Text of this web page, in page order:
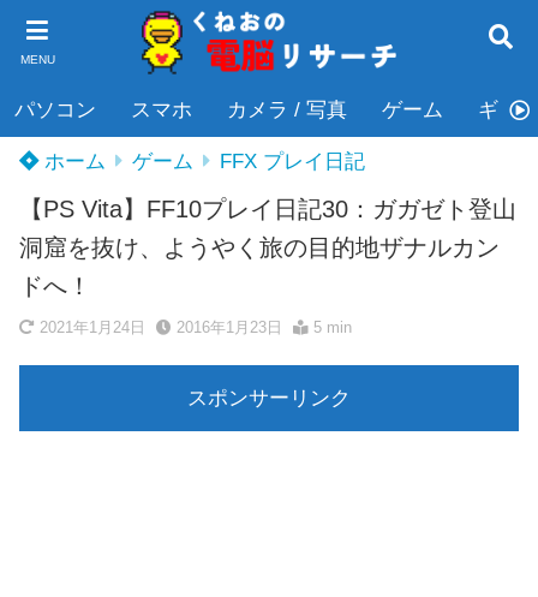
MENU
パソコン スマホ カメラ / 写真 ゲーム ギター
ホーム ゲーム FFX プレイ日記
【PS Vita】FF10プレイ日記30：ガガゼト登山
洞窟を抜け、ようやく旅の目的地ザナルカン
ドへ！
2021年1月24日 2016年1月23日 5 min
スポンサーリンク